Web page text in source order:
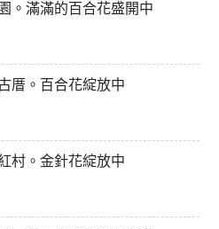
。滿滿的百合花盛開中
厝。百合花綻放中
村。金針花綻放中